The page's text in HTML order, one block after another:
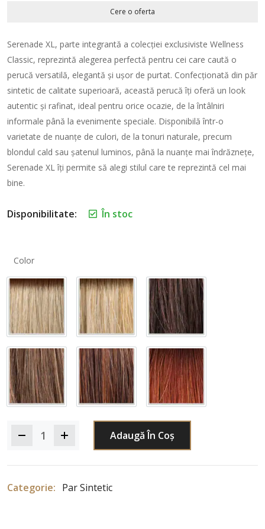
Cere o oferta
Serenade XL, parte integrantă a colecției exclusiviste Wellness
Classic, reprezintă alegerea perfectă pentru cei care caută o
perucă versatilă, elegantă și ușor de purtat. Confecționată din păr
sintetic de calitate superioară, această perucă îți oferă un look
autentic și rafinat, ideal pentru orice ocazie, de la întâlniri
informale până la evenimente speciale. Disponibilă într-o
varietate de nuanțe de culori, de la tonuri naturale, precum
blondul cald sau șatenul luminos, până la nuanțe mai îndrăznețe,
Serenade XL îți permite să alegi stilul care te reprezintă cel mai
bine.
Disponibilitate: În stoc
Color
Ash Blond 613RBlond 260R Dark Brown 4/3/2
Medium Brown 209Medium Brown 30/32
Red 330R
Adaugă În Coș
Categorie: Par Sintetic